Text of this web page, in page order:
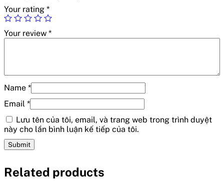
Your rating *
Your review *
Name *
Email *
Lưu tên của tôi, email, và trang web trong trình duyệt
này cho lần bình luận kế tiếp của tôi.
Related products